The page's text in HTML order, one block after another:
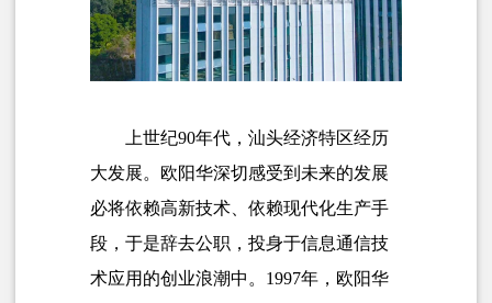
上世纪90年代，汕头经济特区经历
大发展。欧阳华深切感受到未来的发展
必将依赖高新技术、依赖现代化生产手
段，于是辞去公职，投身于信息通信技
术应用的创业浪潮中。 1997年，欧阳华